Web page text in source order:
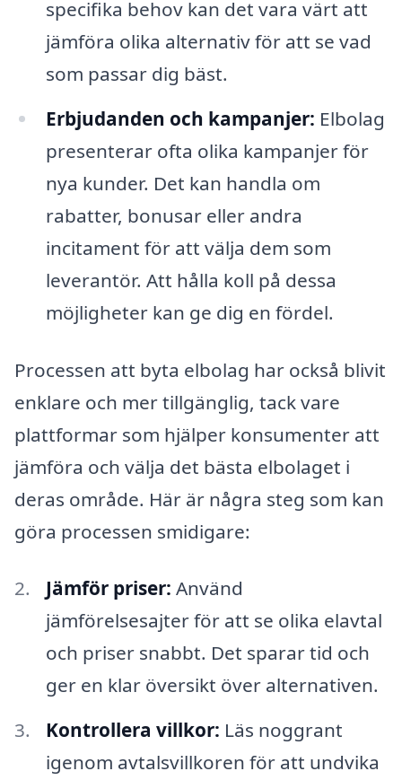
specifika behov kan det vara värt att
jämföra olika alternativ för att se vad
som passar dig bäst.
Erbjudanden och kampanjer: Elbolag
presenterar ofta olika kampanjer för
nya kunder. Det kan handla om
rabatter, bonusar eller andra
incitament för att välja dem som
leverantör. Att hålla koll på dessa
möjligheter kan ge dig en fördel.
Processen att byta elbolag har också blivit
enklare och mer tillgänglig, tack vare
plattformar som hjälper konsumenter att
jämföra och välja det bästa elbolaget i
deras område. Här är några steg som kan
göra processen smidigare:
Jämför priser: Använd
jämförelsesajter för att se olika elavtal
och priser snabbt. Det sparar tid och
ger en klar översikt över alternativen.
Kontrollera villkor: Läs noggrant
igenom avtalsvillkoren för att undvika